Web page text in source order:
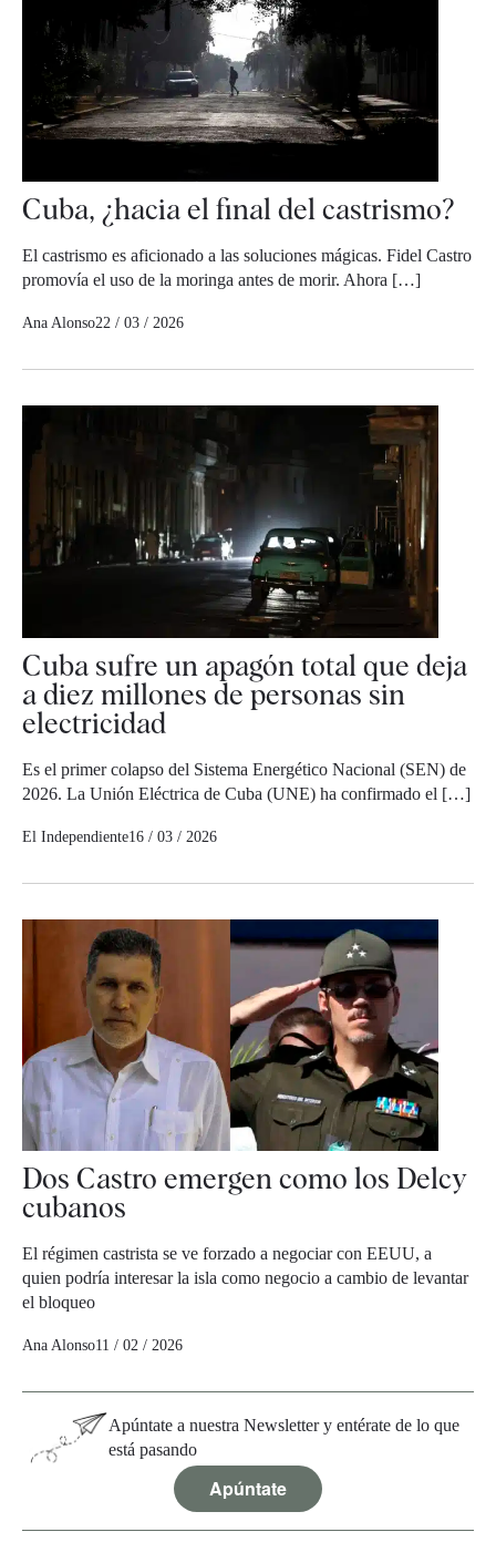
Cuba, ¿hacia el final del castrismo?
El castrismo es aficionado a las soluciones mágicas. Fidel Castro
promovía el uso de la moringa antes de morir. Ahora […]
Ana Alonso22 / 03 / 2026
Cuba sufre un apagón total que deja
a diez millones de personas sin
electricidad
Es el primer colapso del Sistema Energético Nacional (SEN) de
2026. La Unión Eléctrica de Cuba (UNE) ha confirmado el […]
El Independiente16 / 03 / 2026
Dos Castro emergen como los Delcy
cubanos
El régimen castrista se ve forzado a negociar con EEUU, a
quien podría interesar la isla como negocio a cambio de levantar
el bloqueo
Ana Alonso11 / 02 / 2026
Apúntate a nuestra Newsletter y entérate de lo que
está pasando
Apúntate